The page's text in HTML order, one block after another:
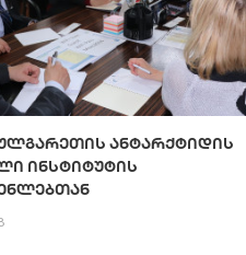
ᲐᲜᲢᲐᲠᲥᲢᲘᲓᲘᲡ
ᲘᲜᲡᲢᲘᲢᲣᲢᲘᲡ